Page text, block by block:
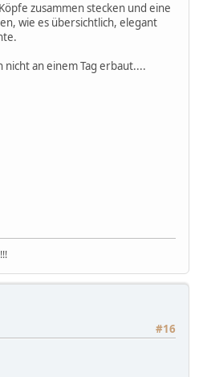
zusammen stecken und eine
wie es übersichtlich, elegant
an einem Tag erbaut....
#16